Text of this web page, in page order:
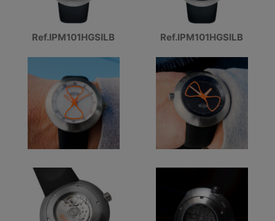
Ref.IPM101HGSILB Ref.IPM101HGSILB